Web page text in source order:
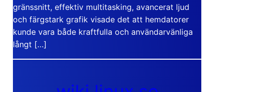
gränssnitt, effektiv multitasking, avancerat ljud
och färgstark grafik visade det att hemdatorer
kunde vara både kraftfulla och användarvänliga
långt […]